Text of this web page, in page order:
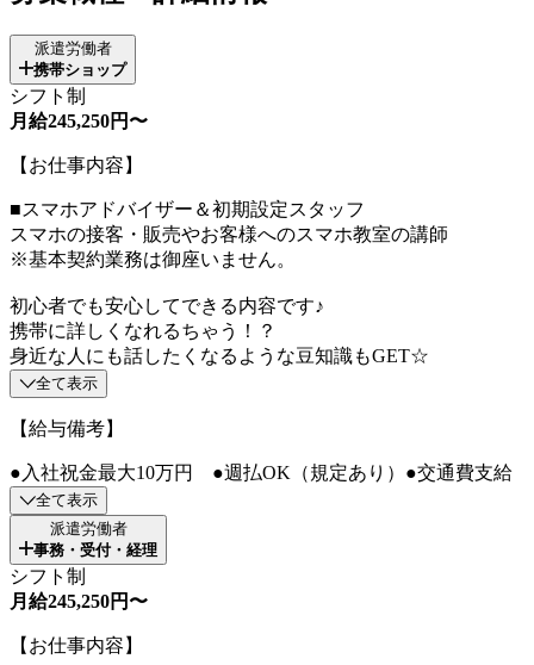
派遣労働者
携帯ショップ
シフト制
月給245,250円〜
【お仕事内容】
■スマホアドバイザー＆初期設定スタッフ
スマホの接客・販売やお客様へのスマホ教室の講師
※基本契約業務は御座いません。
初心者でも安心してできる内容です♪
携帯に詳しくなれるちゃう！？
身近な人にも話したくなるような豆知識もGET☆
全て表示
【給与備考】
●入社祝金最大10万円 ●週払OK（規定あり）●交通費支給
全て表示
派遣労働者
事務・受付・経理
シフト制
月給245,250円〜
【お仕事内容】